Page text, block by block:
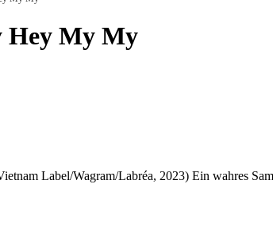
Hey My My
Label/Wagram/Labréa, 2023) Ein wahres